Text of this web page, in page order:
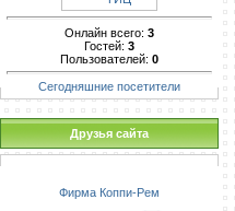
Онлайн всего: 3
Гостей: 3
Пользователей: 0
Сегодняшние посетители
Друзья сайта
Фирма Коппи-Рем